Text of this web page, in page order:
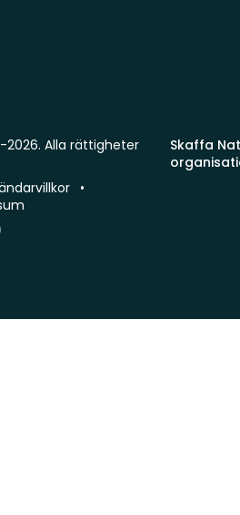
Skaffa
2026. Alla rättigheter